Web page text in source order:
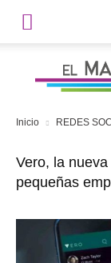
Inicio REDES
Vero, la
pequeñas